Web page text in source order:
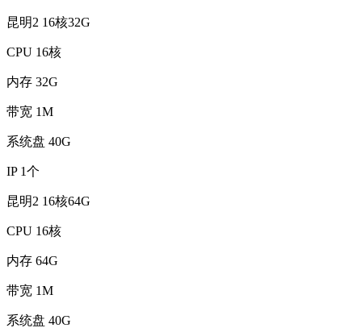
昆明2 16核32G
CPU 16核
内存 32G
带宽 1M
系统盘 40G
IP 1个
昆明2 16核64G
CPU 16核
内存 64G
带宽 1M
系统盘 40G